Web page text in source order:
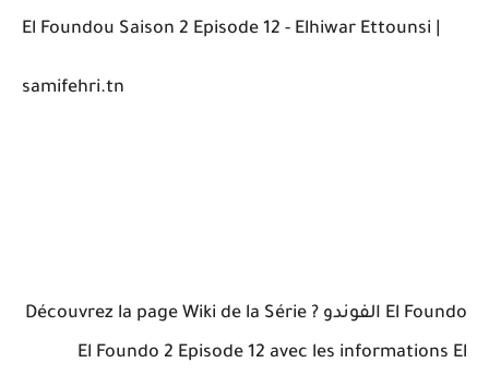
El Foundou Saison 2 Episode 12 - Elhiwar Ettounsi |
samifehri.tn
El Foundo الفوندو ? Découvrez la page Wiki de la Série
El Foundo 2 Episode 12 avec les informations El